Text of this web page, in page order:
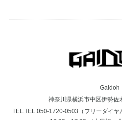
Gaidoh
神奈川県横浜市中区伊勢佐
TEL:TEL:050-1720-0503（フリーダイ